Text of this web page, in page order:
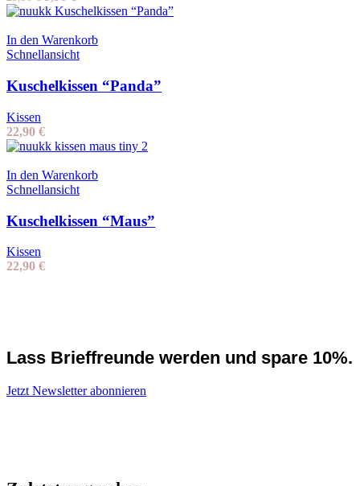
Preis
23,90 €
Preis
9,90 €.
In den Warenkorb
Schnellansicht
Kuschelkissen “Panda”
Kissen
22,90 €
In den Warenkorb
Schnellansicht
Kuschelkissen “Maus”
Kissen
22,90 €
Lass Brieffreunde werden und spare 10%.
Jetzt Newsletter abonnieren